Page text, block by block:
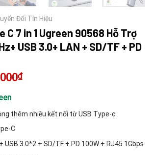
Đổi Tín Hiệu
C 7 in 1 Ugreen 90568 Hỗ Trợ
USB 3.0+ LAN + SD/TF + PD
₫Giá
hiện
thêm nhiều kết nối từ USB Type-c
C
USB 3.0*2 + SD/TF + PD 100W + RJ45 1Gbps